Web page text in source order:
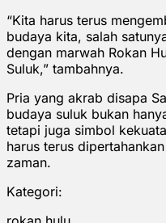
“Kita harus terus
budaya kita, salah
dengan marwah Rokan
Suluk,” tambahnya.
Pria yang akrab disapa
budaya suluk bukan
tetapi juga simbol
harus terus
zaman.
Kategori: